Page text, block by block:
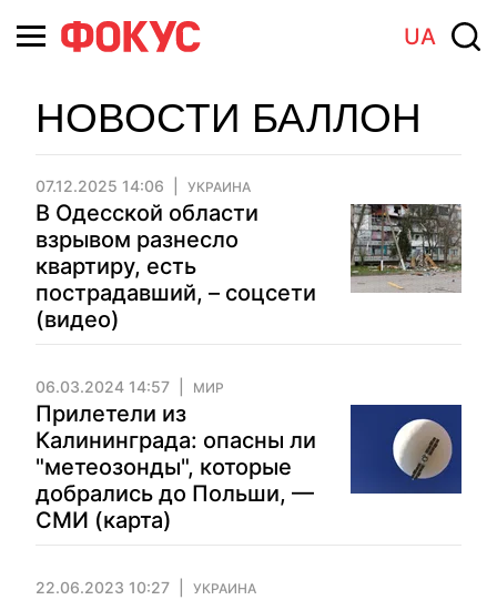
UA
НОВОСТИ БАЛЛОН
07.12.2025 14:06 УКРАИНА
В Одесской области
взрывом разнесло
квартиру, есть
пострадавший, – соцсети
(видео)
06.03.2024 14:57 МИР
Прилетели из
Калининграда: опасны ли
"метеозонды", которые
добрались до Польши, —
СМИ (карта)
22.06.2023 10:27 УКРАИНА